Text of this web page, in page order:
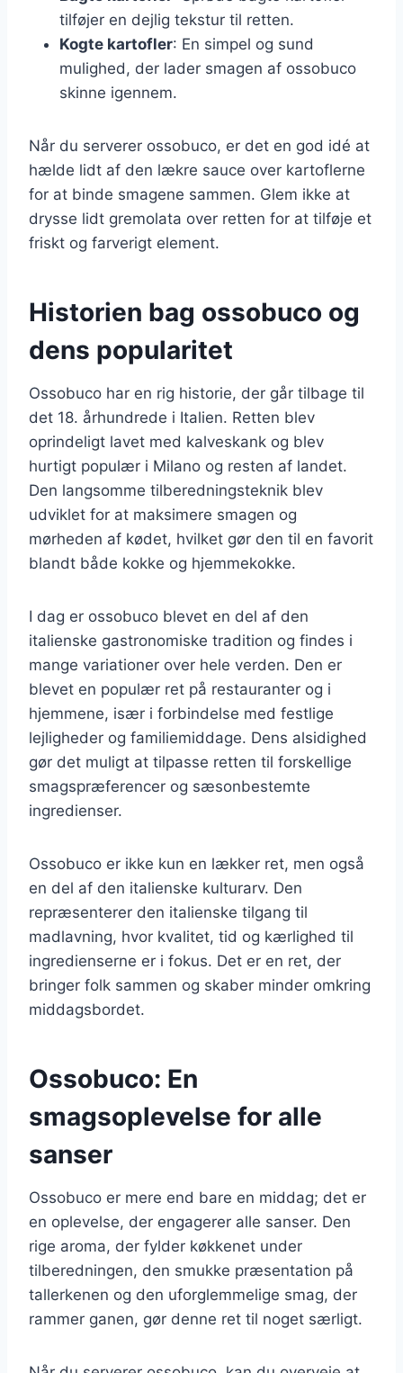
tilføjer en dejlig tekstur til retten.
Kogte kartofler: En simpel og sund
mulighed, der lader smagen af ossobuco
skinne igennem.
Når du serverer ossobuco, er det en god idé at
hælde lidt af den lækre sauce over kartoflerne
for at binde smagene sammen. Glem ikke at
drysse lidt gremolata over retten for at tilføje et
friskt og farverigt element.
Historien bag ossobuco og
dens popularitet
Ossobuco har en rig historie, der går tilbage til
det 18. århundrede i Italien. Retten blev
oprindeligt lavet med kalveskank og blev
hurtigt populær i Milano og resten af landet.
Den langsomme tilberedningsteknik blev
udviklet for at maksimere smagen og
mørheden af kødet, hvilket gør den til en favorit
blandt både kokke og hjemmekokke.
I dag er ossobuco blevet en del af den
italienske gastronomiske tradition og findes i
mange variationer over hele verden. Den er
blevet en populær ret på restauranter og i
hjemmene, især i forbindelse med festlige
lejligheder og familiemiddage. Dens alsidighed
gør det muligt at tilpasse retten til forskellige
smagspræferencer og sæsonbestemte
ingredienser.
Ossobuco er ikke kun en lækker ret, men også
en del af den italienske kulturarv. Den
repræsenterer den italienske tilgang til
madlavning, hvor kvalitet, tid og kærlighed til
ingredienserne er i fokus. Det er en ret, der
bringer folk sammen og skaber minder omkring
middagsbordet.
Ossobuco: En
smagsoplevelse for alle
sanser
Ossobuco er mere end bare en middag; det er
en oplevelse, der engagerer alle sanser. Den
rige aroma, der fylder køkkenet under
tilberedningen, den smukke præsentation på
tallerkenen og den uforglemmelige smag, der
rammer ganen, gør denne ret til noget særligt.